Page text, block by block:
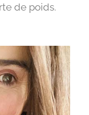
de poids.